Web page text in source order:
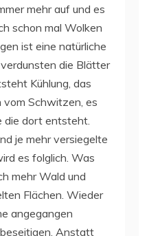
mehr auf und es
schon mal Wolken
ist eine natürliche
die Blätter
Kühlung, das
vom Schwitzen, es
die dort entsteht.
je mehr versiegelte
es folglich. Was
mehr Wald und
Flächen. Wieder
angegangen
Anstatt